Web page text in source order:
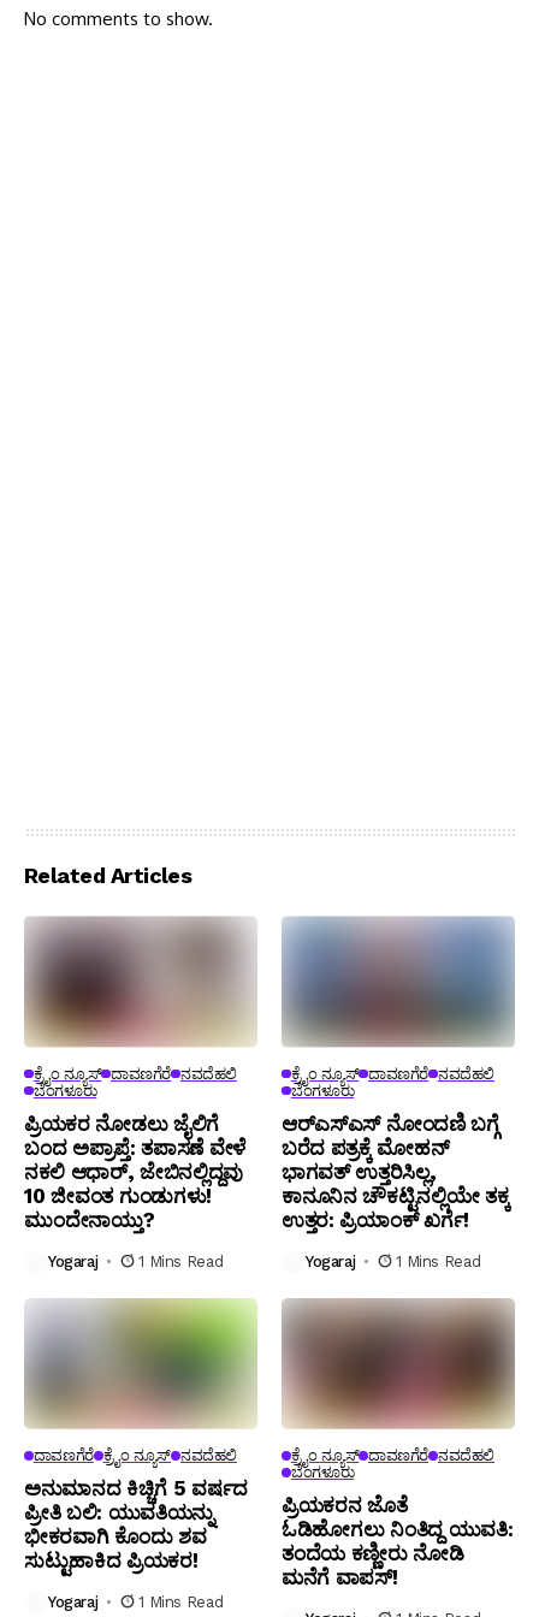
No comments to show.
Related Articles
ಕ್ರೈಂ ನ್ಯೂಸ್ ದಾವಣಗೆರೆ ನವದೆಹಲಿ
ಬೆಂಗಳೂರು
ಪ್ರಿಯಕರ ನೋಡಲು ಜೈಲಿಗೆ
ಬಂದ ಅಪ್ರಾಪ್ತೆ: ತಪಾಸಣೆ ವೇಳೆ
ನಕಲಿ ಆಧಾರ್, ಜೇಬಿನಲ್ಲಿದ್ದವು
10 ಜೀವಂತ ಗುಂಡುಗಳು!
ಮುಂದೇನಾಯ್ತು?
Yogaraj 1 Mins Read
ಕ್ರೈಂ ನ್ಯೂಸ್ ದಾವಣಗೆರೆ ನವದೆಹಲಿ
ಬೆಂಗಳೂರು
ಆರ್‌ಎಸ್‌ಎಸ್‌ ನೋಂದಣಿ ಬಗ್ಗೆ
ಬರೆದ ಪತ್ರಕ್ಕೆ ಮೋಹನ್
ಭಾಗವತ್ ಉತ್ತರಿಸಿಲ್ಲ,
ಕಾನೂನಿನ ಚೌಕಟ್ಟಿನಲ್ಲಿಯೇ ತಕ್ಕ
ಉತ್ತರ: ಪ್ರಿಯಾಂಕ್ ಖರ್ಗೆ!
Yogaraj 1 Mins Read
ದಾವಣಗೆರೆ ಕ್ರೈಂ ನ್ಯೂಸ್ ನವದೆಹಲಿ
ಅನುಮಾನದ ಕಿಚ್ಚಿಗೆ 5 ವರ್ಷದ
ಪ್ರೀತಿ ಬಲಿ: ಯುವತಿಯನ್ನು
ಭೀಕರವಾಗಿ ಕೊಂದು ಶವ
ಸುಟ್ಟುಹಾಕಿದ ಪ್ರಿಯಕರ!
Yogaraj 1 Mins Read
ಕ್ರೈಂ ನ್ಯೂಸ್ ದಾವಣಗೆರೆ ನವದೆಹಲಿ
ಬೆಂಗಳೂರು
ಪ್ರಿಯಕರನ ಜೊತೆ
ಓಡಿಹೋಗಲು ನಿಂತಿದ್ದ ಯುವತಿ:
ತಂದೆಯ ಕಣ್ಣೀರು ನೋಡಿ
ಮನೆಗೆ ವಾಪಸ್!